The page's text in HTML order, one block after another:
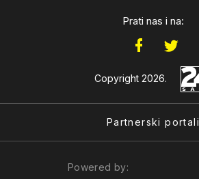
Prati nas i na:
Copyright 2026.
Partnerski portali
Powered by: